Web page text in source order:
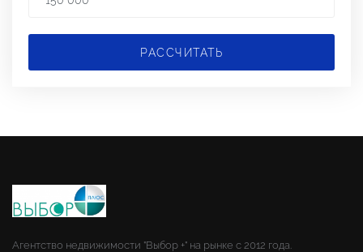
РАССЧИТАТЬ
Агентство недвижимости "Выбор +" на рынке с 2012 года.